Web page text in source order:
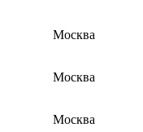
Москва
Москва
Москва